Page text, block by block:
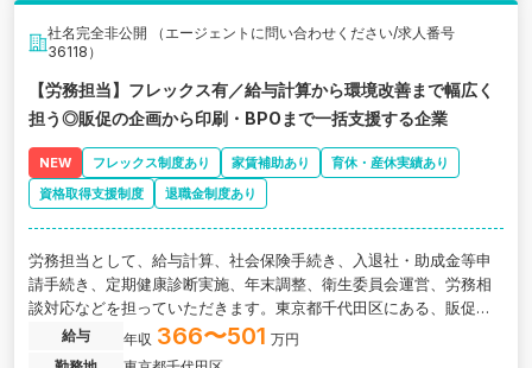
社名完全非公開 （エージェントに問い合わせください/求人番号
36118）
【労務担当】フレックス有／給与計算から環境改善まで幅広く
担う◎販促の企画から印刷・BPOまで一括支援する企業
NEW フレックス制度あり 家賃補助あり
育休・産休実績あり
資格取得支援制度
退職金制度あり
労務担当として、給与計算、社会保険手続き、入退社・助成金等申
請手続き、定期健康診断実施、年末調整、衛生委員会運営、労務相
談対応などを担っていただきます。東京都千代田区にある、販促の
企画から印刷・BPOまで一括支援する企業の求人です。
給与 年収 366〜501 万円